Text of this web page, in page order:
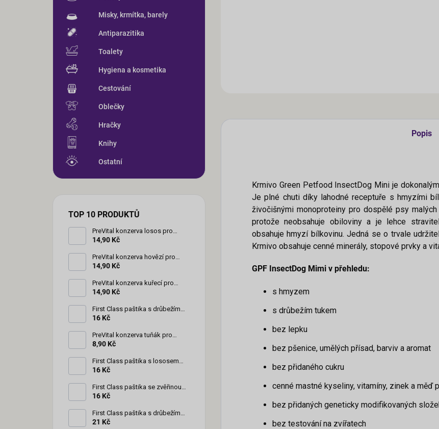
Misky, krmítka, barely
Antiparazitika
Toalety
Hygiena a kosmetika
Cestování
Oblečky
Hračky
Knihy
Ostatní
TOP 10 PRODUKTŮ
PreVital konzerva losos pro
kočky 85 g
14,90 Kč
PreVital konzerva hovězí pro
kočky 85 g
14,90 Kč
PreVital konzerva kuřecí pro
kočky 85 g
14,90 Kč
First Class paštika s drůbežím
pro kočky 100 g
16 Kč
PreVital konzerva tuňák pro
kočky 85 g
8,90 Kč
First Class paštika s lososem
pro kočky 100 g
16 Kč
First Class paštika se zvěřinou
pro kočky 100 g
16 Kč
First Class paštika s drůbežím
pro štěňata 150 g
21 Kč
Popis
Krmivo Green Petfood InsectDog Mini je
Je plné chuti díky lahodné receptuře s hmyzími
živočišnými monoproteiny pro dospělé psy
protože neobsahuje obiloviny a je lehce
obsahuje hmyzí bílkovinu. Jedná se o trvale
Krmivo obsahuje cenné minerály, stopové prvky a
GPF InsectDog Mimi v přehledu:
s hmyzem
s drůbežím tukem
bez lepku
bez pšenice, umělých přísad, barviv a aromat
bez přidaného cukru
cenné mastné kyseliny, vitamíny, zinek a měď
bez přidaných geneticky modifikovaných
bez testování na zvířatech